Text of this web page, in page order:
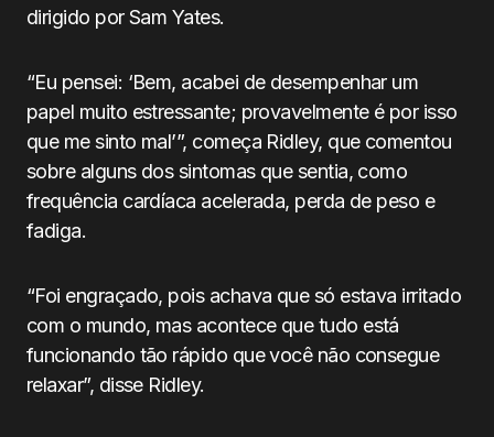
dirigido por Sam Yates.
“Eu pensei: ‘Bem, acabei de desempenhar um
papel muito estressante; provavelmente é por isso
que me sinto mal’”, começa Ridley, que comentou
sobre alguns dos sintomas que sentia, como
frequência cardíaca acelerada, perda de peso e
fadiga.
“Foi engraçado, pois achava que só estava irritado
com o mundo, mas acontece que tudo está
funcionando tão rápido que você não consegue
relaxar”, disse Ridley.